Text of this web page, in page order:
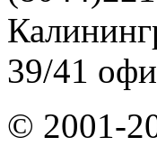
39/41
© 2001-